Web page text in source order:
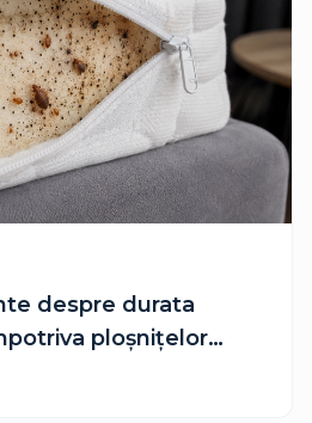
despre durata
ploșnițelor